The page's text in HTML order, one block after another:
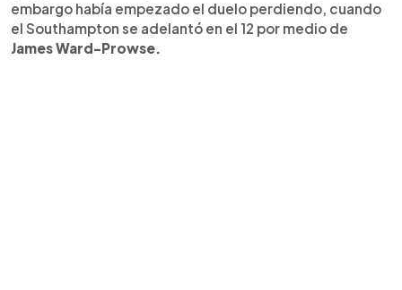
embargo había empezado el duelo perdiendo, cuando
el Southampton se adelantó en el 12 por medio de
James Ward-Prowse.